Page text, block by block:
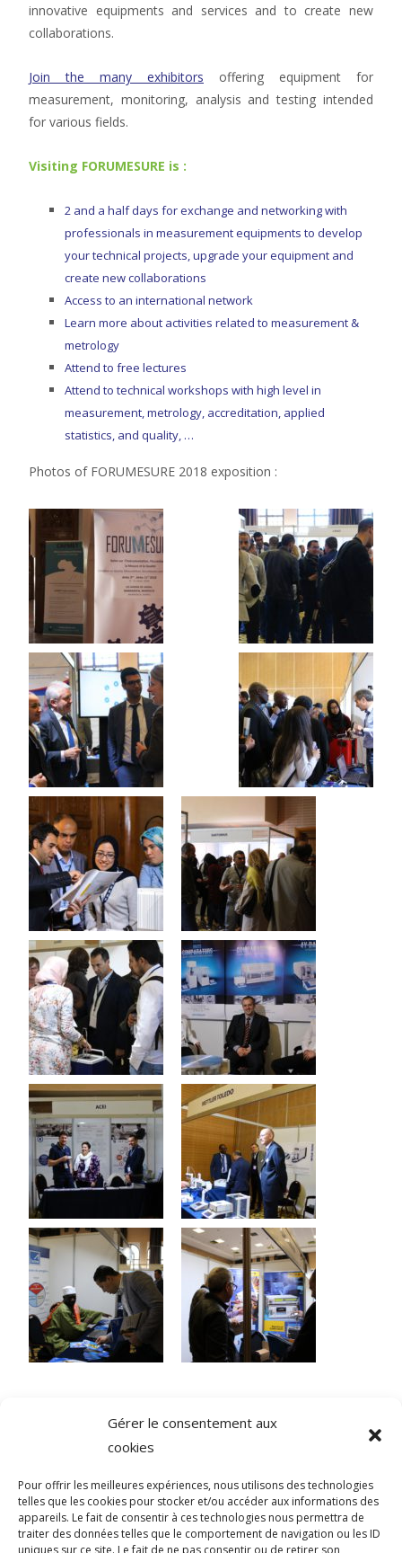
Gérer le consentement aux
cookies
Pour offrir les meilleures expériences, nous utilisons des technologies
telles que les cookies pour stocker et/ou accéder aux informations des
appareils. Le fait de consentir à ces technologies nous permettra de
traiter des données telles que le comportement de navigation ou les ID
uniques sur ce site. Le fait de ne pas consentir ou de retirer son
innovative equipments and services and to create new
collaborations.
Join the many exhibitors offering equipment for
measurement, monitoring, analysis and testing intended
for various fields.
Visiting FORUMESURE is :
2 and a half days for exchange and networking with
professionals in measurement equipments to develop
your technical projects, upgrade your equipment and
create new collaborations
Access to an international network
Learn more about activities related to measurement &
metrology
Attend to free lectures
Attend to technical workshops with high level in
measurement, metrology, accreditation, applied
statistics, and quality, …
Photos of FORUMESURE 2018 exposition :
RÉSEAUX SOCIAUX